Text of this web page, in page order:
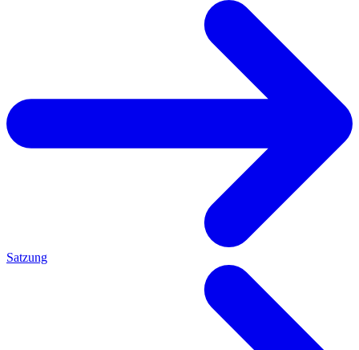
Satzung